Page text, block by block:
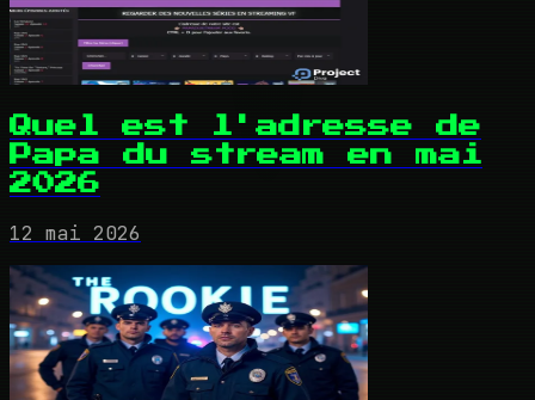
Quel est l'adresse de
Papa du stream en mai
2026
12 mai 2026